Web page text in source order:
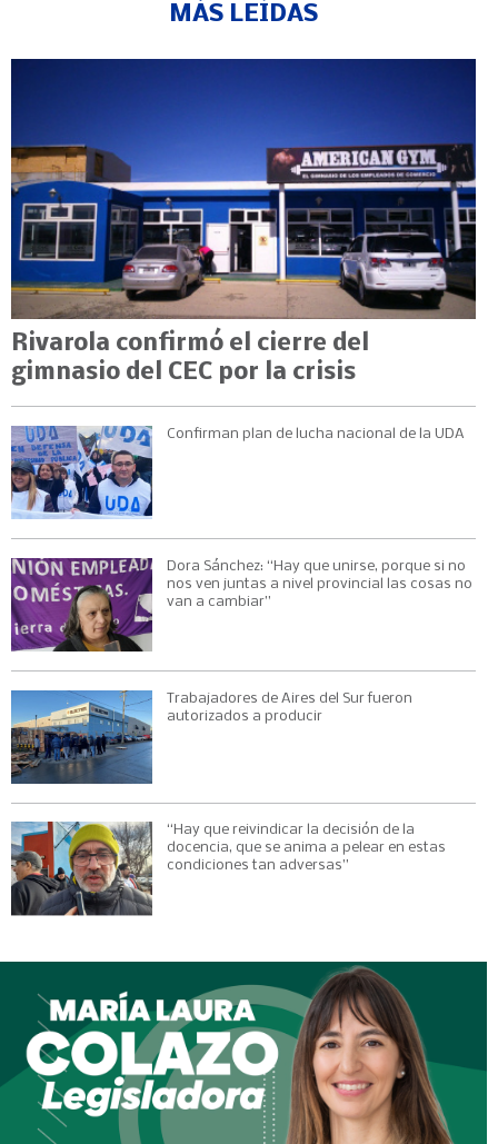
MÁS LEÍDAS
Rivarola confirmó el cierre del
gimnasio del CEC por la crisis
Confirman plan de lucha nacional de la UDA
Dora Sánchez: “Hay que unirse, porque si no
nos ven juntas a nivel provincial las cosas no
van a cambiar”
Trabajadores de Aires del Sur fueron
autorizados a producir
“Hay que reivindicar la decisión de la
docencia, que se anima a pelear en estas
condiciones tan adversas”